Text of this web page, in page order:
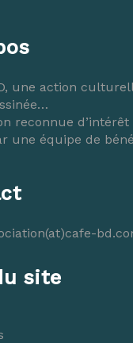
une action
reconnue d’intérêt
une équipe de
site